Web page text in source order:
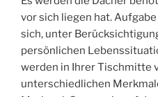
vor sich liegen hat.
sich, unter
persönlichen
werden in Ihrer Tischmitte
unterschiedlichen